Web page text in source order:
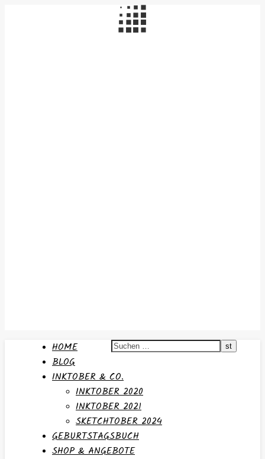
HOME
BLOG
INKTOBER & CO.
INKTOBER 2020
INKTOBER 2021
SKETCHTOBER 2024
GEBURTSTAGSBUCH
SHOP & ANGEBOTE